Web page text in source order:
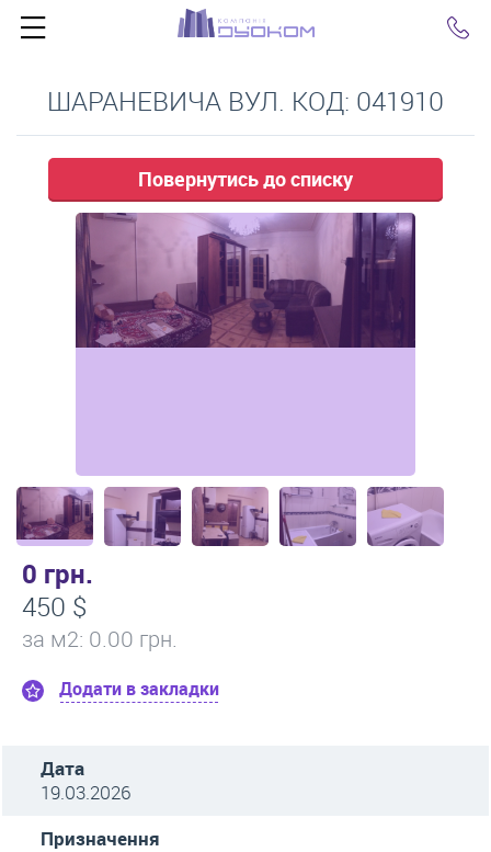
ШАРАНЕВИЧА ВУЛ. КОД: 041910
Повернутись до списку
0 грн.
450 $
за м2: 0.00 грн.
Додати в закладки
Дата
19.03.2026
Призначення